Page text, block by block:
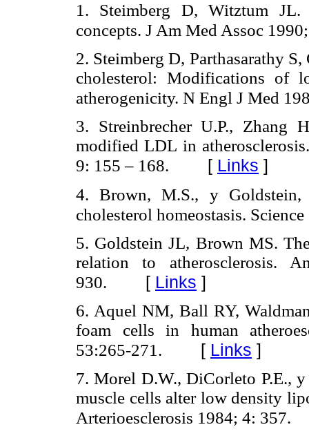
1. Steimberg D, Witztum JL.
concepts. J Am Med Assoc
2. Steimberg D, Parthasarathy
cholesterol: Modifications of
atherogenicity. N Engl J Med
3. Streinbrecher U.P.,
modified LDL in
9: 155 – 168. [ Links ]
4. Brown, M.S., y Goldstein,
cholesterol homeostasis.
5. Goldstein JL, Brown MS.
relation to atherosclerosis.
930. [ Links ]
6. Aquel NM, Ball RY,
foam cells in human
53:265-271. [ Links ]
7. Morel D.W., DiCorleto P.E.,
muscle cells alter low density
Arterioesclerosis 1984; 4: 357.